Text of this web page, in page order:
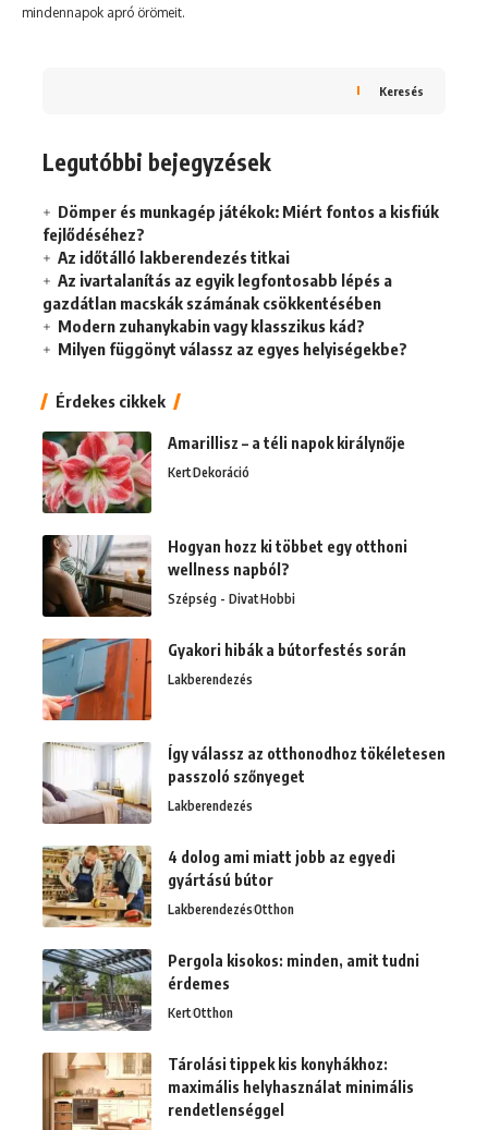
mindennapok apró örömeit.
Keresés
Legutóbbi bejegyzések
Dömper és munkagép játékok: Miért fontos a kisfiúk
fejlődéséhez?
Az időtálló lakberendezés titkai
Az ivartalanítás az egyik legfontosabb lépés a
gazdátlan macskák számának csökkentésében
Modern zuhanykabin vagy klasszikus kád?
Milyen függönyt válassz az egyes helyiségekbe?
Érdekes cikkek
Amarillisz – a téli napok királynője
KertDekoráció
Hogyan hozz ki többet egy otthoni
wellness napból?
Szépség - DivatHobbi
Gyakori hibák a bútorfestés során
Lakberendezés
Így válassz az otthonodhoz tökéletesen
passzoló szőnyeget
Lakberendezés
4 dolog ami miatt jobb az egyedi
gyártású bútor
LakberendezésOtthon
Pergola kisokos: minden, amit tudni
érdemes
KertOtthon
Tárolási tippek kis konyhákhoz:
maximális helyhasználat minimális
rendetlenséggel